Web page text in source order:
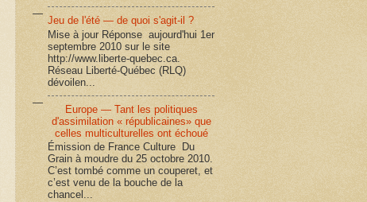
Jeu de l'été — de quoi s'agit-il ?
Mise à jour Réponse aujourd'hui 1er
septembre 2010 sur le site
http://www.liberte-quebec.ca.
Réseau Liberté-Québec (RLQ)
dévoilen...
Europe — Tant les politiques
d'assimilation « républicaines» que
celles multiculturelles ont échoué
Émission de France Culture Du
Grain à moudre du 25 octobre 2010.
C’est tombé comme un couperet, et
c’est venu de la bouche de la
chancel...